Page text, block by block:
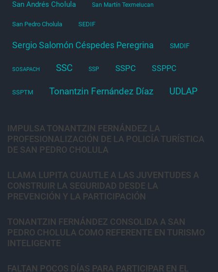
San Andrés Cholula San Martín Texmelucan
San Pedro Cholula SEDIF
Sergio Salomón Céspedes Peregrina SMDIF
SOSAPACH SSC SSP SSPC SSPPC
SSPTM Tonantzin Fernández Díaz UDLAP
IMPULSA TONANTZIN FERNÁNDEZ LA
PROFESIONALIZACIÓN DE LA POLICÍA TURÍSTICA
DE SAN PEDRO CHOLULA
LLAMA LUPITA CUAUTLE A LAS JUVENTUDES A
CONSTRUIR LA SEGURIDAD DESDE LA
PREVENCIÓN Y LA PARTICIPACIÓN
TONANTZIN FERNÁNDEZ CONSOLIDA A SAN
PEDRO CHOLULA COMO REFERENTE EN TURISMO
INTELIGENTE
FALTAN POCOS DÍAS PARA PARTICIPAR EN EL